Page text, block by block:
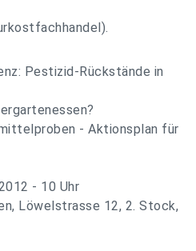
Pestizid-Rückstände in
- Aktionsplan für
- 10 Uhr
Löwelstrasse 12, 2. Stock,